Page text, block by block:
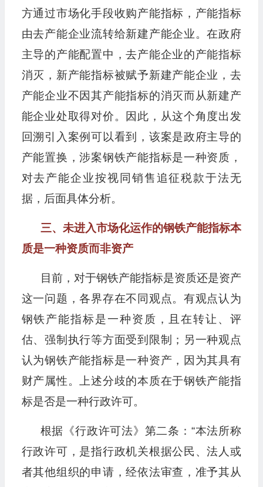
方通过市场化手段收购产能指标，产能指标
由去产能企业流转给新建产能企业。在政府
主导的产能配置中，去产能企业的产能指标
消灭，新产能指标被赋予新建产能企业，去
产能企业不因其产能指标的消灭而从新建产
能企业处取得对价。因此，从这个角度出发
回溯引入案例可以看到，该案是政府主导的
产能置换，涉案钢铁产能指标是一种资质，
对去产能企业按视同销售追征税款于法无
据，后面具体分析。
三、未进入市场化运作的钢铁产能指标本
质是一种资质而非资产
目前，对于钢铁产能指标是资质还是资产
这一问题，各界存在不同观点。有观点认为
钢铁产能指标是一种资质，且在转让、评
估、强制执行等方面受到限制；另一种观点
认为钢铁产能指标是一种资产，因为其具有
财产属性。上述分歧的本质在于钢铁产能指
标是否是一种行政许可。
根据《行政许可法》第二条：“本法所称
行政许可，是指行政机关根据公民、法人或
者其他组织的申请，经依法审查，准予其从